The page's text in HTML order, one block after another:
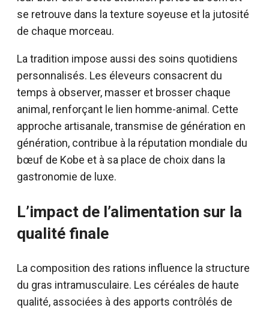
se retrouve dans la texture soyeuse et la jutosité
de chaque morceau.
La tradition impose aussi des soins quotidiens
personnalisés. Les éleveurs consacrent du
temps à observer, masser et brosser chaque
animal, renforçant le lien homme-animal. Cette
approche artisanale, transmise de génération en
génération, contribue à la réputation mondiale du
bœuf de Kobe et à sa place de choix dans la
gastronomie de luxe.
L’impact de l’alimentation sur la
qualité finale
La composition des rations influence la structure
du gras intramusculaire. Les céréales de haute
qualité, associées à des apports contrôlés de